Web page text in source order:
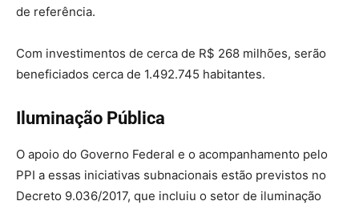
de referência.
Com investimentos de cerca de R$ 268 milhões, serão
beneficiados cerca de 1.492.745 habitantes.
Iluminação Pública
O apoio do Governo Federal e o acompanhamento pelo
PPI a essas iniciativas subnacionais estão previstos no
Decreto 9.036/2017, que incluiu o setor de iluminação